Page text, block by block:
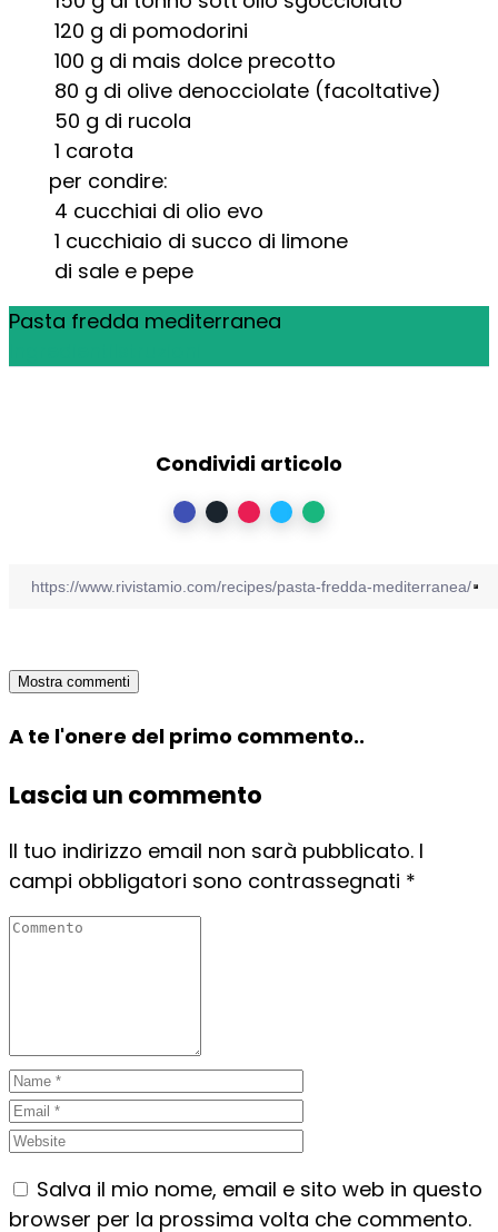
120 g di pomodorini
100 g di mais dolce precotto
80 g di olive denocciolate (facoltative)
50 g di rucola
1 carota
per condire:
4 cucchiai di olio evo
1 cucchiaio di succo di limone
di sale e pepe
Pasta fredda mediterranea
Condividi articolo
Mostra commenti
A te l'onere del primo commento..
Lascia un commento
Il tuo indirizzo email non sarà pubblicato. I
campi obbligatori sono contrassegnati *
Salva il mio nome, email e sito web in questo
browser per la prossima volta che commento.